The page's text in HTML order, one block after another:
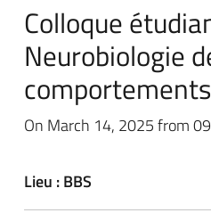
Colloque
Neurobiologie
comportements
On March 14, 2025 from
Lieu : BBS